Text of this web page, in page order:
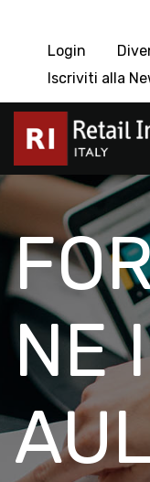
Login
Iscriviti alla
NE